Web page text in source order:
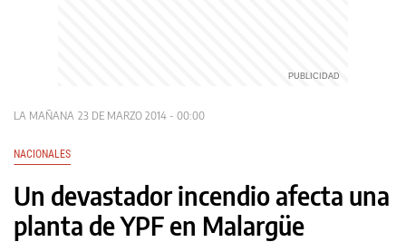
LA MAÑANA 23 DE MARZO 2014 - 00:00
NACIONALES
Un devastador incendio afecta una
planta de YPF en Malargüe